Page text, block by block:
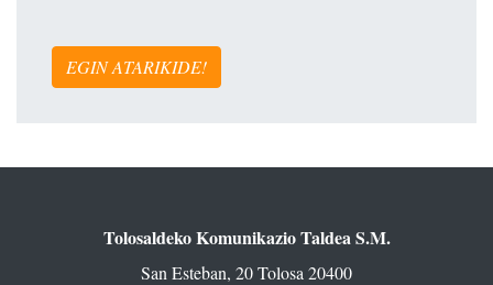
EGIN ATARIKIDE!
Tolosaldeko Komunikazio Taldea S.M.
San Esteban, 20 Tolosa 20400